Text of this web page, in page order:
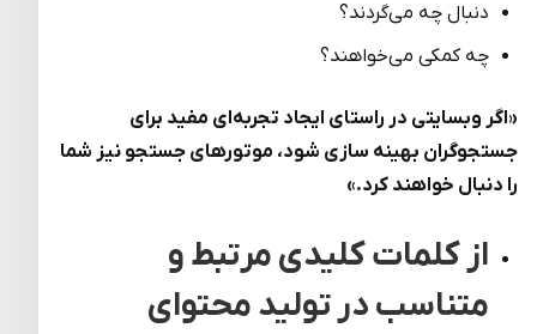
دنبال چه می‌گردند؟
چه کمکی می‌خواهند؟
«اگر وبسایتی در راستای ایجاد تجربه‌ای مفید برای
جستجوگران بهینه سازی شود، موتورهای جستجو نیز شما
را دنبال خواهند کرد.»
از کلمات کلیدی مرتبط و
متناسب در تولید محتوای